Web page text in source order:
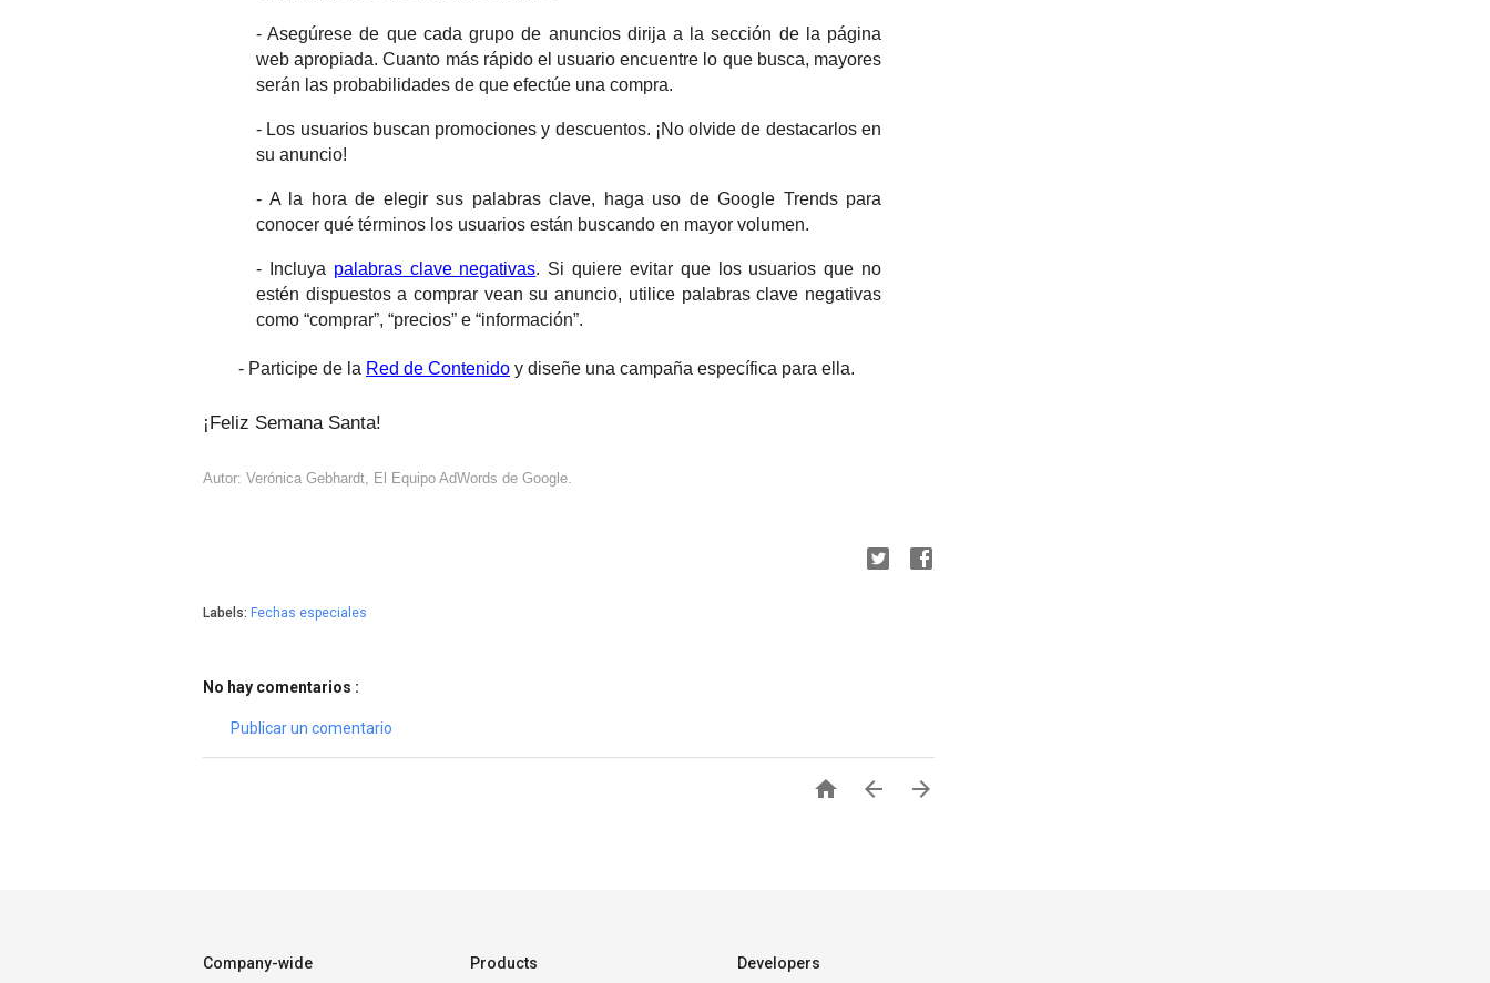
- Asegúrese de que cada grupo de anuncios dirija a la sección de la página
web apropiada. Cuanto más rápido el usuario encuentre lo que busca, mayores
serán las probabilidades de que efectúe una compra.
- Los usuarios buscan promociones y descuentos. ¡No olvide de destacarlos en
su anuncio!
- A la hora de elegir sus palabras clave, haga uso de Google Trends para
conocer qué términos los usuarios están buscando en mayor volumen.
- Incluya palabras clave negativas. Si quiere evitar que los usuarios que no
estén dispuestos a comprar vean su anuncio, utilice palabras clave negativas
como “comprar”, “precios” e “información”.
- Participe de la Red de Contenido y diseñe una campaña específica para ella.
¡Feliz Semana Santa!
Autor: Verónica Gebhardt, El Equipo AdWords de Google.
Labels: Fechas especiales
No hay comentarios :
Publicar un comentario
  
Company-wide Products Developers